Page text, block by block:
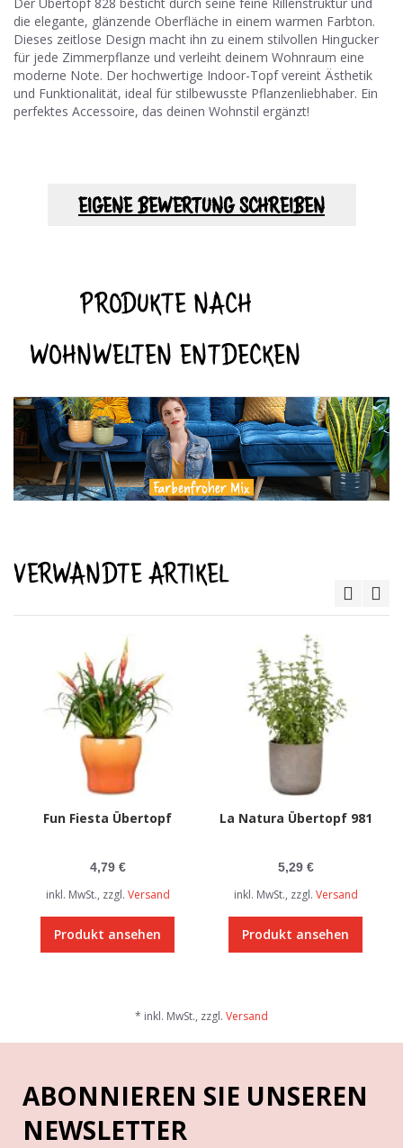
die elegante, glänzende Oberfläche in einem warmen Farbton.
Dieses zeitlose Design macht ihn zu einem stilvollen Hingucker
für jede Zimmerpflanze und verleiht deinem Wohnraum eine
moderne Note. Der hochwertige Indoor-Topf vereint Ästhetik
und Funktionalität, ideal für stilbewusste Pflanzenliebhaber. Ein
perfektes Accessoire, das deinen Wohnstil ergänzt!
EIGENE BEWERTUNG SCHREIBEN
PRODUKTE NACH
WOHNWELTEN ENTDECKEN
VERWANDTE ARTIKEL
Fun Fiesta Übertopf
4,79 €
inkl. MwSt., zzgl. Versand
Produkt ansehen
La Natura Übertopf 981
5,29 €
inkl. MwSt., zzgl. Versand
Produkt ansehen
* inkl. MwSt., zzgl. Versand
ABONNIEREN SIE UNSEREN
NEWSLETTER